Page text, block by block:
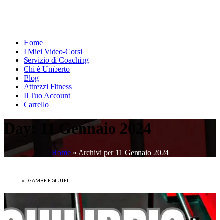
Home
I Miei Video-Corsi
Servizio di Coaching
Chi è Umberto
Blog
Attrezzi Fitness
Il Tuo Account
Carrello
Day: 11 Gennaio 2024
Home» Archivi per 11 Gennaio 2024
GAMBE E GLUTEI